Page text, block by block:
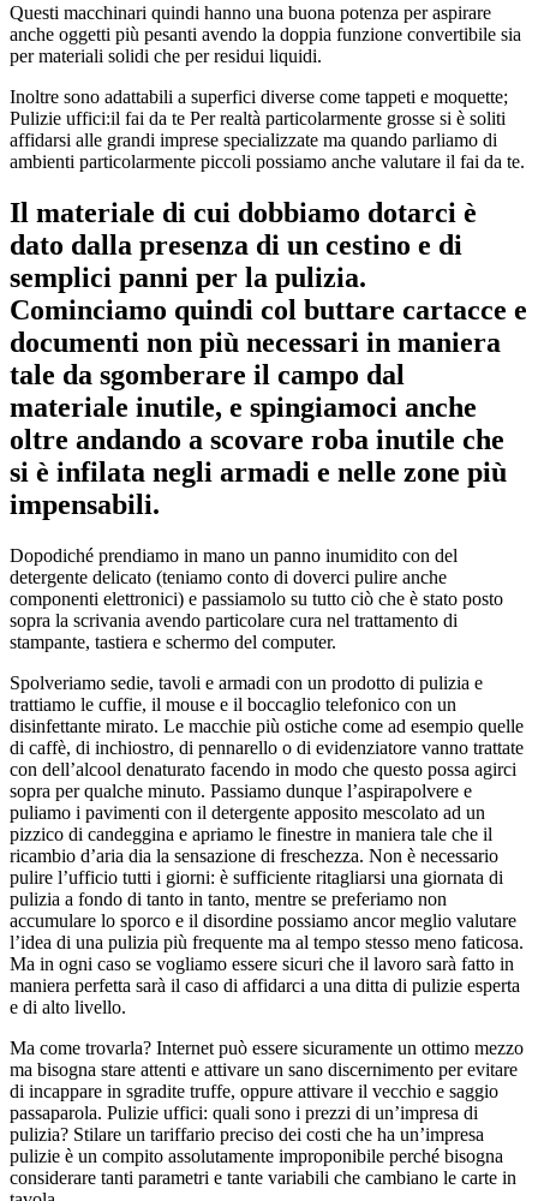
Questi macchinari quindi hanno una buona potenza per aspirare
anche oggetti più pesanti avendo la doppia funzione convertibile sia
per materiali solidi che per residui liquidi.
Inoltre sono adattabili a superfici diverse come tappeti e moquette;
Pulizie uffici:il fai da te Per realtà particolarmente grosse si è soliti
affidarsi alle grandi imprese specializzate ma quando parliamo di
ambienti particolarmente piccoli possiamo anche valutare il fai da te.
Il materiale di cui dobbiamo dotarci è
dato dalla presenza di un cestino e di
semplici panni per la pulizia.
Cominciamo quindi col buttare cartacce e
documenti non più necessari in maniera
tale da sgomberare il campo dal
materiale inutile, e spingiamoci anche
oltre andando a scovare roba inutile che
si è infilata negli armadi e nelle zone più
impensabili.
Dopodiché prendiamo in mano un panno inumidito con del
detergente delicato (teniamo conto di doverci pulire anche
componenti elettronici) e passiamolo su tutto ciò che è stato posto
sopra la scrivania avendo particolare cura nel trattamento di
stampante, tastiera e schermo del computer.
Spolveriamo sedie, tavoli e armadi con un prodotto di pulizia e
trattiamo le cuffie, il mouse e il boccaglio telefonico con un
disinfettante mirato. Le macchie più ostiche come ad esempio quelle
di caffè, di inchiostro, di pennarello o di evidenziatore vanno trattate
con dell’alcool denaturato facendo in modo che questo possa agirci
sopra per qualche minuto. Passiamo dunque l’aspirapolvere e
puliamo i pavimenti con il detergente apposito mescolato ad un
pizzico di candeggina e apriamo le finestre in maniera tale che il
ricambio d’aria dia la sensazione di freschezza. Non è necessario
pulire l’ufficio tutti i giorni: è sufficiente ritagliarsi una giornata di
pulizia a fondo di tanto in tanto, mentre se preferiamo non
accumulare lo sporco e il disordine possiamo ancor meglio valutare
l’idea di una pulizia più frequente ma al tempo stesso meno faticosa.
Ma in ogni caso se vogliamo essere sicuri che il lavoro sarà fatto in
maniera perfetta sarà il caso di affidarci a una ditta di pulizie esperta
e di alto livello.
Ma come trovarla? Internet può essere sicuramente un ottimo mezzo
ma bisogna stare attenti e attivare un sano discernimento per evitare
di incappare in sgradite truffe, oppure attivare il vecchio e saggio
passaparola. Pulizie uffici: quali sono i prezzi di un’impresa di
pulizia? Stilare un tariffario preciso dei costi che ha un’impresa
pulizie è un compito assolutamente improponibile perché bisogna
considerare tanti parametri e tante variabili che cambiano le carte in